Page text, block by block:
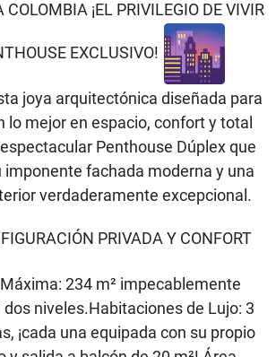
¡EL PRIVILEGIO DE VIVIR
EXCLUSIVO!
joya arquitectónica diseñada para
lo mejor en espacio, confort y total
Penthouse Dúplex que
imponente fachada moderna y una
verdaderamente excepcional.
PRIVADA Y CONFORT
234 m² impecablemente
niveles.Habitaciones de Lujo: 3
¡cada una equipada con su propio